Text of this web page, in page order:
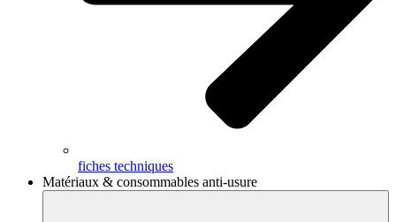
fiches techniques
Matériaux & consommables anti-usure